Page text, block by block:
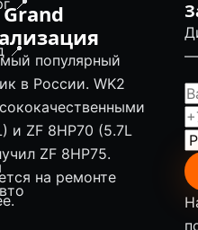
📍
📍
популярный
в России. WK2
и ZF 8HP70 (5.7L
ZF 8HP75.
на ремонте
—